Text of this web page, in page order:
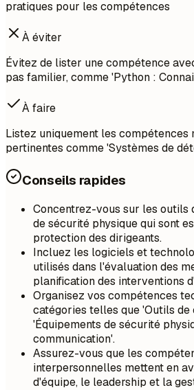
pratiques pour les compétences
À éviter
Évitez de lister une compétence
pas familier, comme 'Python :
À faire
Listez uniquement les compétences
pertinentes comme 'Systèmes de
Conseils rapides
Concentrez-vous sur les outils
de sécurité physique qui sont
protection des dirigeants.
Incluez les logiciels et
utilisés dans l'évaluation des
planification des interventions
Organisez vos compétences
catégories telles que 'Outils
'Équipements de sécurité
communication'.
Assurez-vous que les
interpersonnelles mettent en
d'équipe, le leadership et la